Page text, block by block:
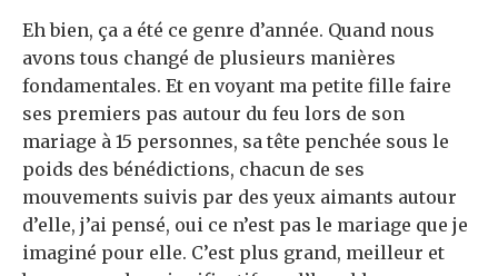
Eh bien, ça a été ce genre d’année. Quand nous
avons tous changé de plusieurs manières
fondamentales. Et en voyant ma petite fille faire
ses premiers pas autour du feu lors de son
mariage à 15 personnes, sa tête penchée sous le
poids des bénédictions, chacun de ses
mouvements suivis par des yeux aimants autour
d’elle, j’ai pensé, oui ce n’est pas le mariage que je
imaginé pour elle. C’est plus grand, meilleur et